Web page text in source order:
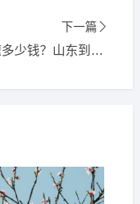
下一篇
济南到烟台多少公里!全程高速多少钱？山东到南京多少公里？